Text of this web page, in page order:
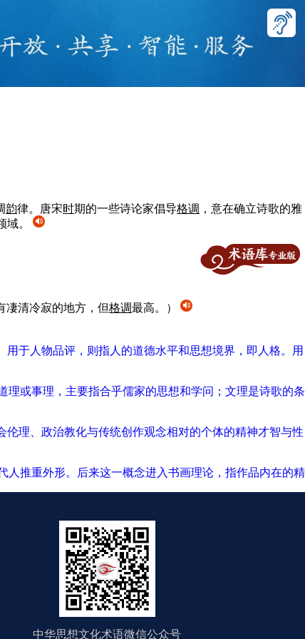
韵律。唐宋时期的一些诗论家倡导格调 ，意在确立诗歌的雅
域。
凄清冷寂的地方，但格调最高。）
于人物品评，则指人的道德水平和思想境界，即人格。用
或事理，主要指合乎儒家的思想和学问；文理是诗歌的条
理、政治教化与传统创作观念相对的个体的精神才智与性
推重外形。后来这一概念进入书画理论，指作品内在的精
中华思想文化术语微信公众号